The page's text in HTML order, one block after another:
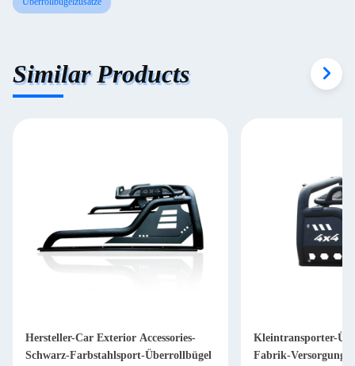
Similar Products
Hersteller-Car Exterior Accessories-
Schwarz-Farbstahlsport-Überrollbügel
Kleintransporter-
Fabrik-